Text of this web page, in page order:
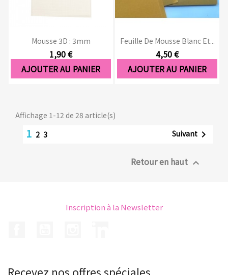
Mousse 3D : 3mm
1,90 €
AJOUTER AU PANIER
Feuille De Mousse Blanc Et...
4,50 €
AJOUTER AU PANIER
Affichage 1-12 de 28 article(s)
1 2 3 Suivant 
Retour en haut 
Inscription à la Newsletter
Recevez nos offres spéciales